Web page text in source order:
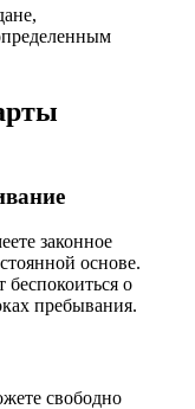
законное
основе.
беспокоиться о
пребывания.
свободно